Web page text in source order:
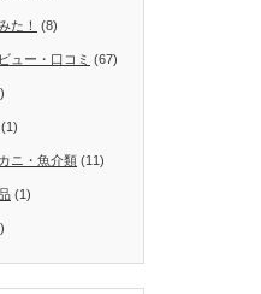
た！ (8)
ュー・口コミ (67)
(1)
ニ・魚介類 (11)
(1)